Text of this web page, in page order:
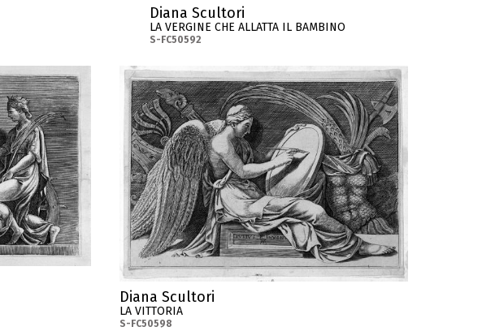
Diana Scultori
LA VERGINE CHE ALLATTA IL BAMBINO
S-FC50592
Diana Scultori
LA VITTORIA
S-FC50598